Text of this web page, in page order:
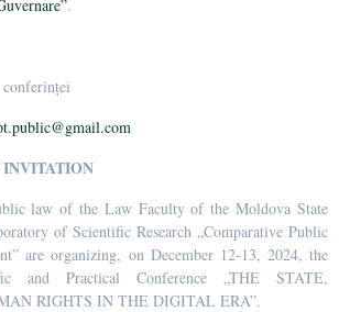
.
conferinței
law of the Law Faculty of the Moldova State
of Scientific Research „Comparative Public
are organizing, on December 12-13, 2024, the
and Practical Conference „THE STATE,
RIGHTS IN THE DIGITAL ERA”.